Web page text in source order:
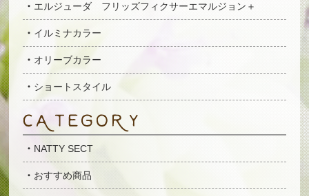
エルジューダ フリッズフィクサーエマルジョン＋
イルミナカラー
オリーブカラー
ショートスタイル
NATTY SECT
おすすめ商品